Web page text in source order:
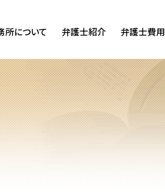
所について 弁護士紹介 弁護士費用